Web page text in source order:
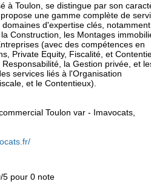
à Toulon, se distingue par son
une gamme complète de
d'expertise clés, notamment
Construction, les Montages
(avec des compétences en
Private Equity, Fiscalité, et
la Gestion privée, et
services liés à l'Organisation
et le Contentieux).
Toulon var - Imavocats,
5 pour 0 note